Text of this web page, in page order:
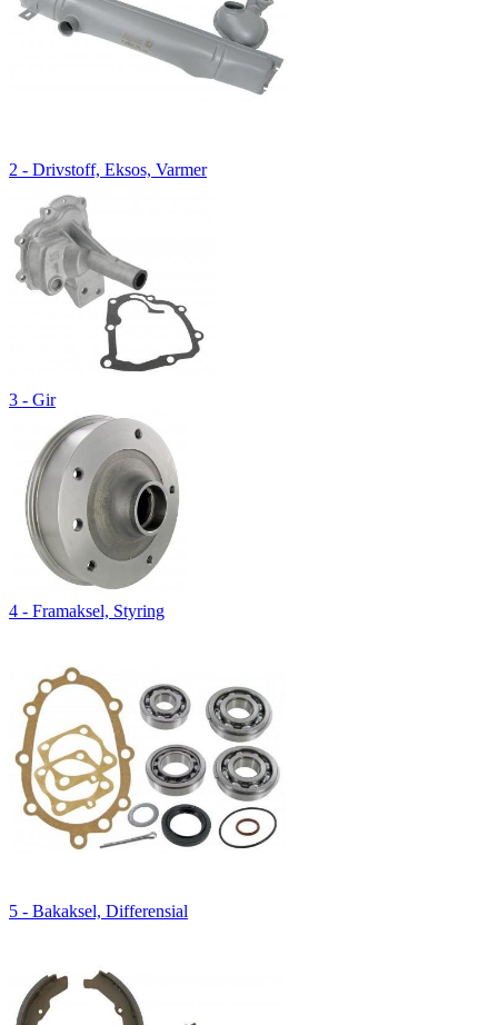
2 - Drivstoff, Eksos, Varmer
3 - Gir
4 - Framaksel, Styring
5 - Bakaksel, Differensial